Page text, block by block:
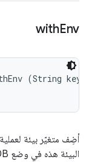
withEnv
(String